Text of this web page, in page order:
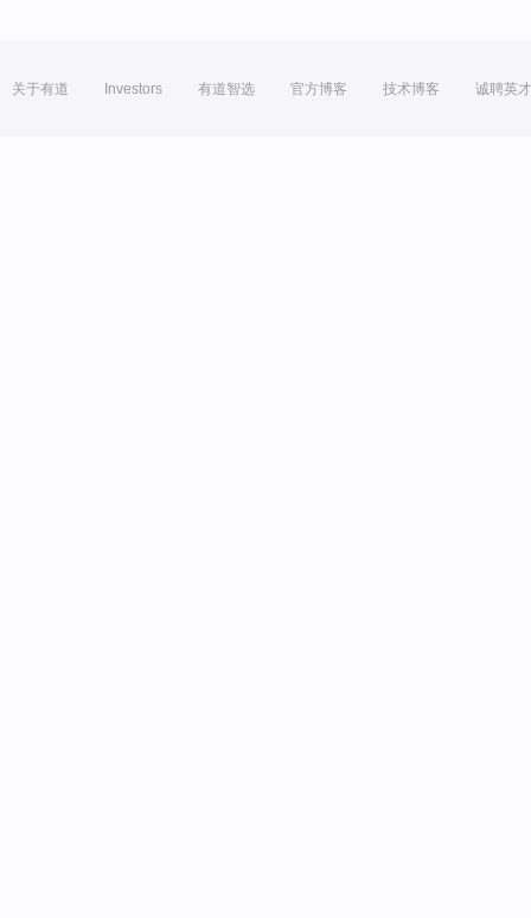
关于有道 Investors 有道智选 官方博客 技术博客 诚聘英才